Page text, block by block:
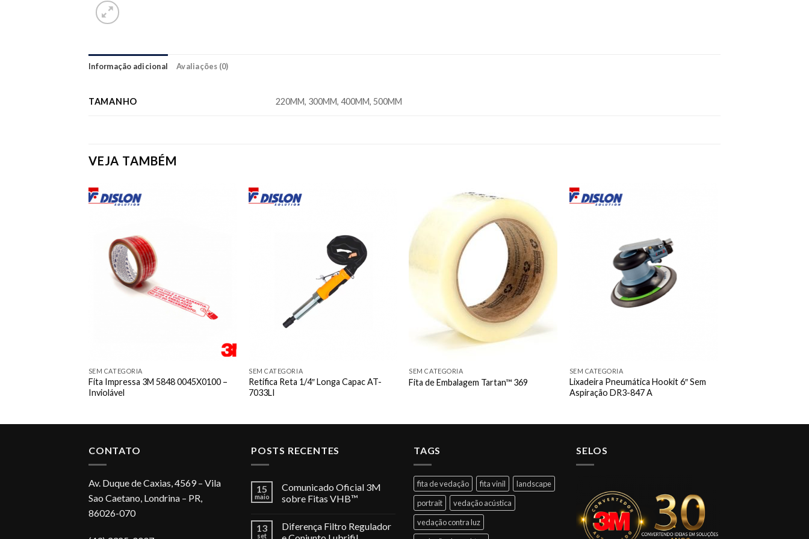
Informação adicional Avaliações (0)
TAMANHO 220MM, 300MM, 400MM, 500MM
VEJA TAMBÉM
SEM CATEGORIA
Fita Impressa 3M 5848 0045X0100 –
Inviolável
wishlist
SEM CATEGORIA
Retifica Reta 1/4″ Longa Capac AT-
7033LI
Add to
wishlist
SEM CATEGORIA
Fita de Embalagem Tartan™ 369
SEM CATEGORIA
Lixadeira Pneumática Hookit 6″ Sem
Aspiração DR3-847 A
CONTATO
Av. Duque de Caxias, 4569 – Vila
Sao Caetano, Londrina – PR,
86026-070
POSTS RECENTES
15
maio
Comunicado Oficial 3M
sobre Fitas VHB™
13
set
Diferença Filtro Regulador
TAGS
fita de vedação fita vinil
landscape
portrait
vedação acústica
vedação contra luz
SELOS